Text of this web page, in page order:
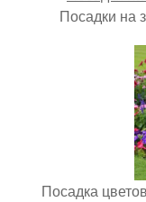
Посадки на
Посадка